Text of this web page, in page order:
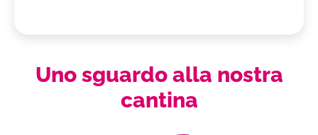
Uno sguardo alla nostra
cantina